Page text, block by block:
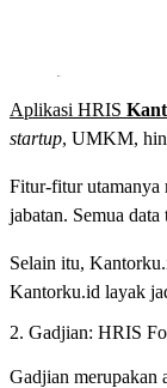
Aplikasi HRIS
startup, UMKM,
Fitur-fitur utamanya
jabatan. Semua
Selain itu,
Kantorku.id layak
2. Gadjian: HRIS
Gadjian merupakan